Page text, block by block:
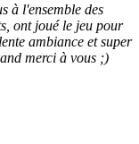
à l'ensemble des
ont joué le jeu pour
ambiance et super
merci à vous ;)